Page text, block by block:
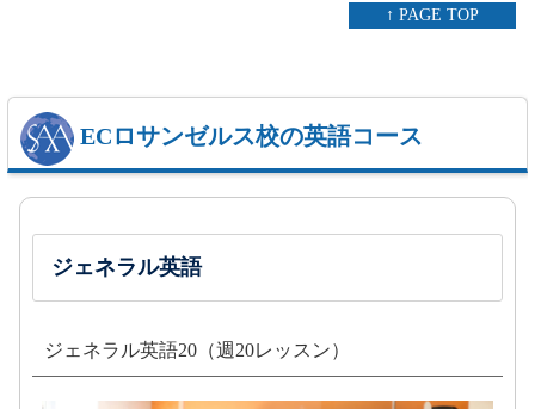
↑ PAGE TOP
ECロサンゼルス校の英語コース
ジェネラル英語
ジェネラル英語20（週20レッスン）